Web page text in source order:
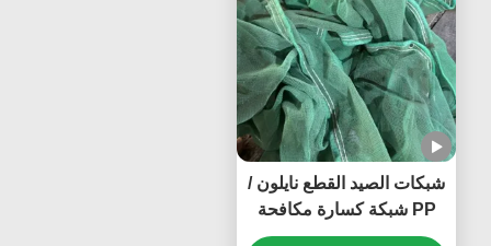
شبكات الصيد القطع نايلون /
PP شبكة كسارة مكافحة
التلف الظل شبكة طحن